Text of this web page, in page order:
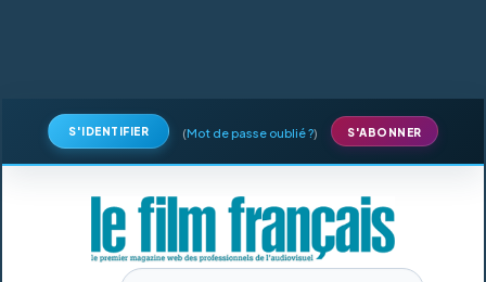
S'IDENTIFIER (Mot de passe oublié ?) S'ABONNER